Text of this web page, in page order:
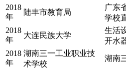
2018
年
陆丰市教育局
广东
学校
2018
年
大连民族大学
生活
开水
2018
年
湖南三一工业职业技
术学校
湖南